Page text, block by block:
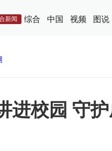
新闻 综合 中国 视频 图说
进校园 守